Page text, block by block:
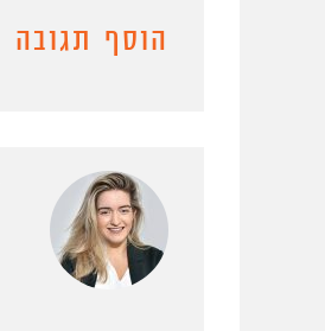
הוסף תגובה